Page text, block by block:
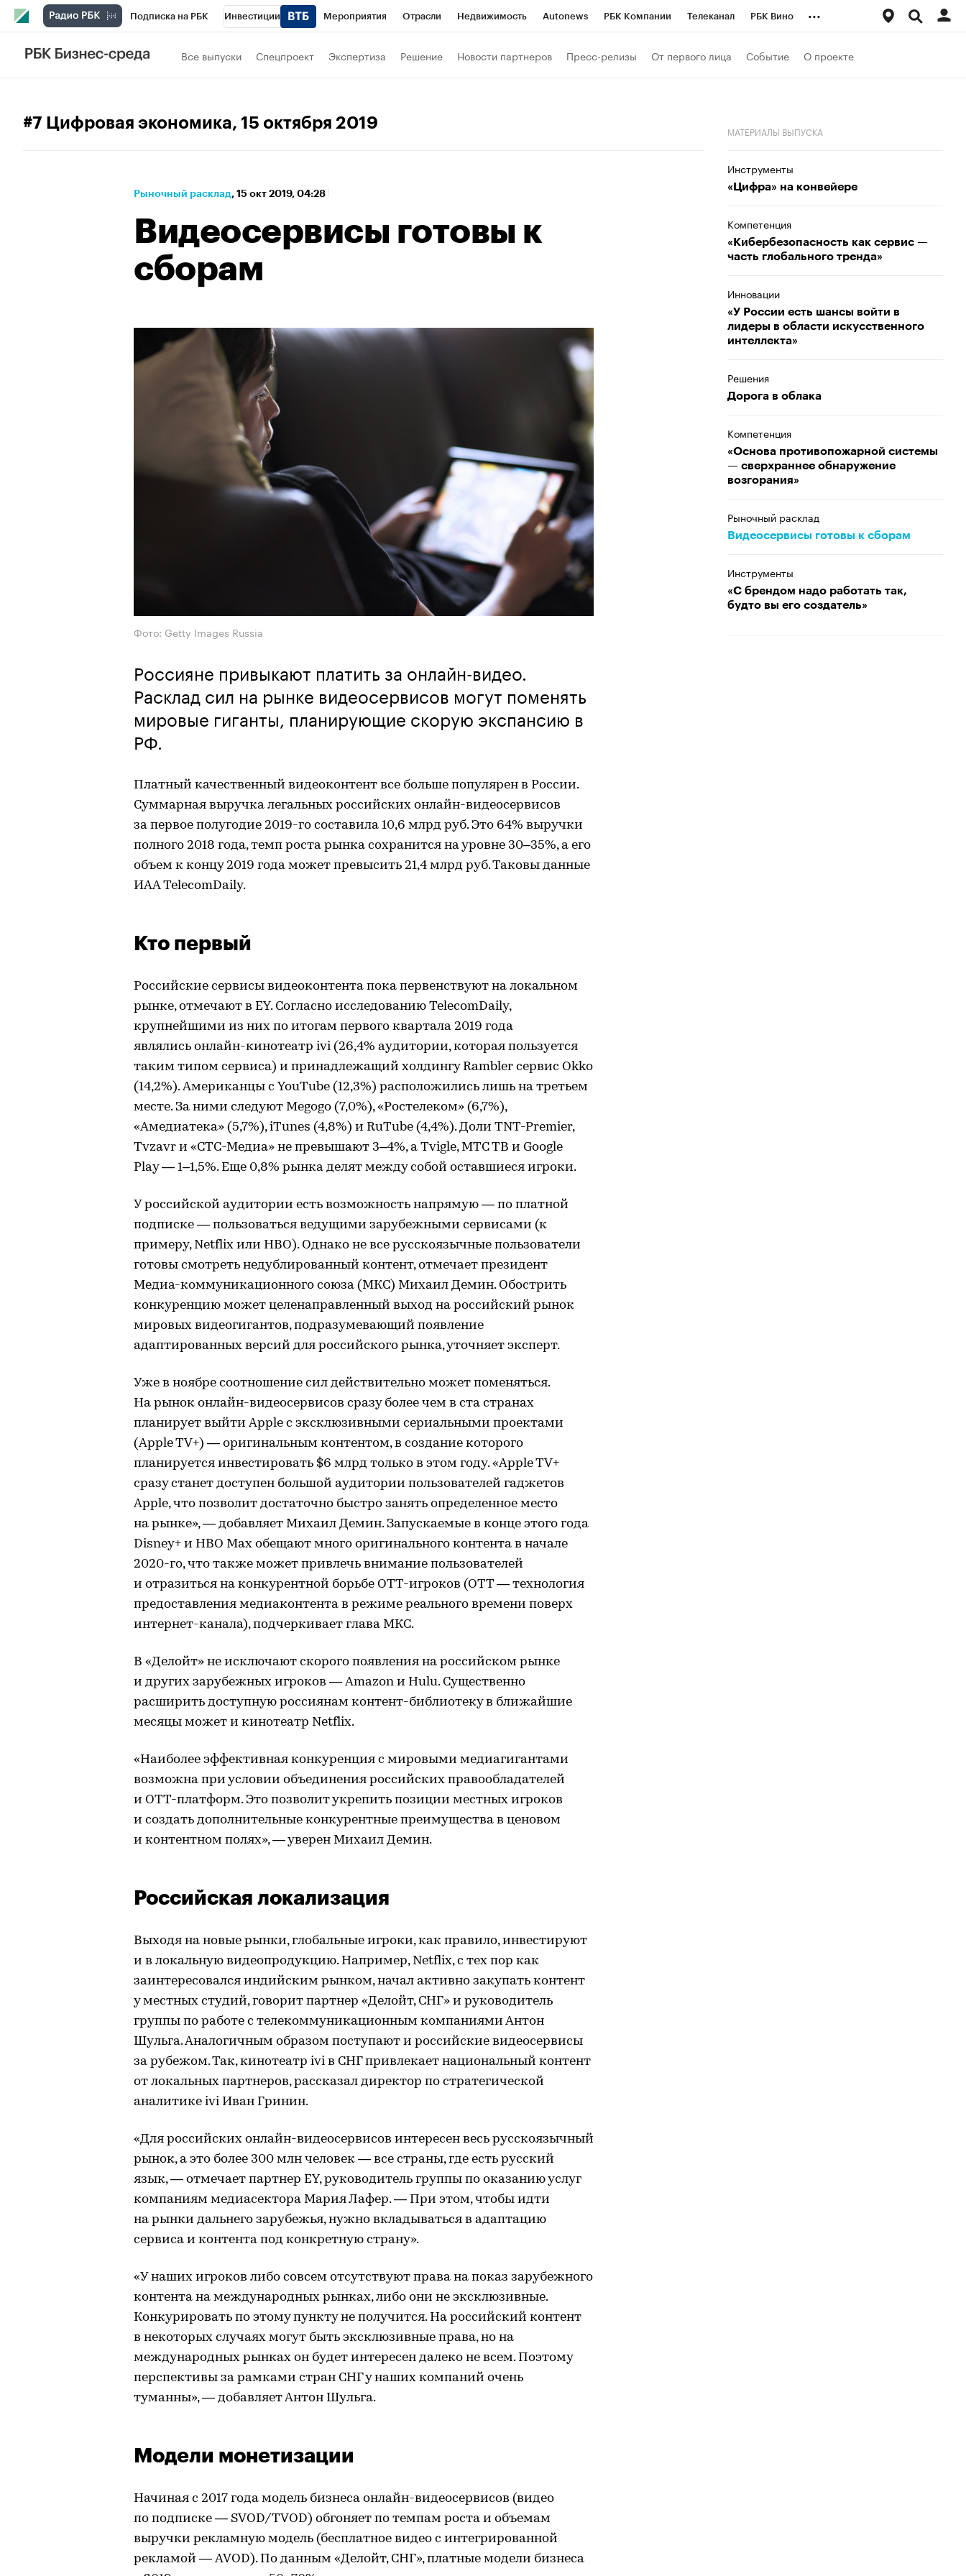
Подписка на РБК Инвестиции Мероприятия Отрасли Недвижимость Autonews РБК Компании Телеканал РБК Вино
Спорт
Конференции СПб
...
Все выпуски Спецпроект Экспертиза Решение Новости партнеров Пресс-релизы От первого лица Событие О проекте
#7 Цифровая экономика, 15 октября 2019
Рыночный расклад⁠, 15 окт 2019, 04:28
Видеосервисы готовы к
сборам
Фото: Getty Images Russia
Россияне привыкают платить за онлайн-видео.
Расклад сил на рынке видеосервисов могут поменять
мировые гиганты, планирующие скорую экспансию в
РФ.
Платный качественный видеоконтент все больше популярен в России.
Суммарная выручка легальных российских онлайн-видеосервисов
за первое полугодие 2019-го составила 10,6 млрд руб. Это 64% выручки
полного 2018 года, темп роста рынка сохранится на уровне 30–35%, а его
объем к концу 2019 года может превысить 21,4 млрд руб. Таковы данные
ИАА TelecomDaily.
Кто первый
Российские сервисы видеоконтента пока первенствуют на локальном
рынке, отмечают в EY. Согласно исследованию TelecomDaily,
крупнейшими из них по итогам первого квартала 2019 года
являлись онлайн-кинотеатр ivi (26,4% аудитории, которая пользуется
таким типом сервиса) и принадлежащий холдингу Rambler сервис Okko
(14,2%). Американцы с YouTube (12,3%) расположились лишь на третьем
месте. За ними следуют Megogo (7,0%), «Ростелеком» (6,7%),
«Амедиатека» (5,7%), iTunes (4,8%) и RuTube (4,4%). Доли TNT-Premier,
Tvzavr и «СТС-Медиа» не превышают 3–4%, а Tvigle, МТС ТВ и Google
Play — 1–1,5%. Еще 0,8% рынка делят между собой оставшиеся игроки.
У российской аудитории есть возможность напрямую — по платной
подписке — пользоваться ведущими зарубежными сервисами (к
примеру, Netflix или HBO). Однако не все русскоязычные пользователи
готовы смотреть недублированный контент, отмечает президент
Медиа-коммуникационного союза (МКС) Михаил Демин. Обострить
конкуренцию может целенаправленный выход на российский рынок
мировых видеогигантов, подразумевающий появление
адаптированных версий для российского рынка, уточняет эксперт.
Уже в ноябре соотношение сил действительно может поменяться.
На рынок онлайн-видеосервисов сразу более чем в ста странах
планирует выйти Apple с эксклюзивными сериальными проектами
(Apple TV+) — оригинальным контентом, в создание которого
планируется инвестировать $6 млрд только в этом году. «Apple TV+
сразу станет доступен большой аудитории пользователей гаджетов
Apple, что позволит достаточно быстро занять определенное место
на рынке», — добавляет Михаил Демин. Запускаемые в конце этого года
Disney+ и HBO Max обещают много оригинального контента в начале
2020-го, что также может привлечь внимание пользователей
и отразиться на конкурентной борьбе ОТТ-игроков (ОТТ — технология
предоставления медиаконтента в режиме реального времени поверх
интернет-канала), подчеркивает глава МКС.
В «Делойт» не исключают скорого появления на российском рынке
и других зарубежных игроков — Amazon и Hulu. Существенно
расширить доступную россиянам контент-библиотеку в ближайшие
месяцы может и кинотеатр Netflix.
«Наиболее эффективная конкуренция с мировыми медиагигантами
возможна при условии объединения российских правообладателей
и ОТТ-платформ. Это позволит укрепить позиции местных игроков
и создать дополнительные конкурентные преимущества в ценовом
и контентном полях», — уверен Михаил Демин.
Российская локализация
Выходя на новые рынки, глобальные игроки, как правило, инвестируют
и в локальную видеопродукцию. Например, Netflix, с тех пор как
заинтересовался индийским рынком, начал активно закупать контент
у местных студий, говорит партнер «Делойт, СНГ» и руководитель
группы по работе с телекоммуникационным компаниями Антон
Шульга. Аналогичным образом поступают и российские видеосервисы
за рубежом. Так, кинотеатр ivi в СНГ привлекает национальный контент
от локальных партнеров, рассказал директор по стратегической
аналитике ivi Иван Гринин.
«Для российских онлайн-видеосервисов интересен весь русскоязычный
рынок, а это более 300 млн человек — все страны, где есть русский
язык, — отмечает партнер EY, руководитель группы по оказанию услуг
компаниям медиасектора Мария Лафер. — При этом, чтобы идти
на рынки дальнего зарубежья, нужно вкладываться в адаптацию
сервиса и контента под конкретную страну».
«У наших игроков либо совсем отсутствуют права на показ зарубежного
контента на международных рынках, либо они не эксклюзивные.
Конкурировать по этому пункту не получится. На российский контент
в некоторых случаях могут быть эксклюзивные права, но на
международных рынках он будет интересен далеко не всем. Поэтому
перспективы за рамками стран СНГ у наших компаний очень
туманны», — добавляет Антон Шульга.
Модели монетизации
Начиная с 2017 года модель бизнеса онлайн-видеосервисов (видео
по подписке — SVOD/TVOD) обгоняет по темпам роста и объемам
выручки рекламную модель (бесплатное видео с интегрированной
рекламой — AVOD). По данным «Делойт, СНГ», платные модели бизнеса
МАТЕРИАЛЫ ВЫПУСКА
Инструменты
«Цифра» на конвейере
Компетенция
«Кибербезопасность как сервис —
часть глобального тренда»
Инновации
«У России есть шансы войти в
лидеры в области искусственного
интеллекта»
Решения
Дорога в облака
Компетенция
«Основа противопожарной системы
— сверхраннее обнаружение
возгорания»
Рыночный расклад
Видеосервисы готовы к сборам
Инструменты
«С брендом надо работать так,
будто вы его создатель»